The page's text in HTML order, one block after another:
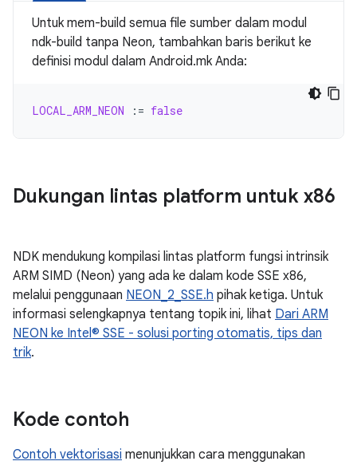
Untuk mem-build semua file sumber dalam modul
ndk-build tanpa Neon, tambahkan baris berikut ke
definisi modul dalam Android.mk Anda:
LOCAL_ARM_NEON := false
Dukungan lintas platform untuk x86
NDK mendukung kompilasi lintas platform fungsi intrinsik
ARM SIMD (Neon) yang ada ke dalam kode SSE x86,
melalui penggunaan NEON_2_SSE.h pihak ketiga. Untuk
informasi selengkapnya tentang topik ini, lihat Dari ARM
NEON ke Intel® SSE - solusi porting otomatis, tips dan
trik.
Kode contoh
Contoh vektorisasi menunjukkan cara menggunakan